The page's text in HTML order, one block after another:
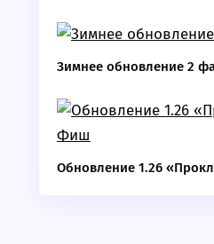
Зимнее обновление 2
Обновление 1.26